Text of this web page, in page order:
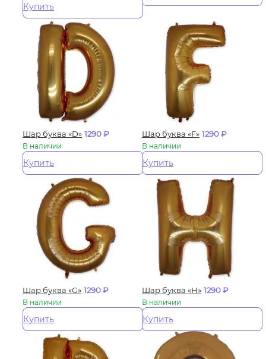
Купить
Шар буква «D» 1290₽
В наличии
Купить
Шар буква «F» 1290₽
В наличии
Купить
Шар буква «G» 1290₽
В наличии
Купить
Шар буква «H» 1290₽
В наличии
Купить